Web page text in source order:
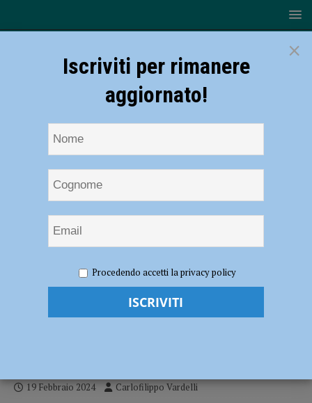
inarrestabile, doppia vittoria a Castel Goffredo
Tennistavolo – Cortemaggiore
19 Febbraio 2024 Carlofilippo Vardelli
×
Iscriviti per rimanere
aggiornato!
Procedendo accetti la privacy policy